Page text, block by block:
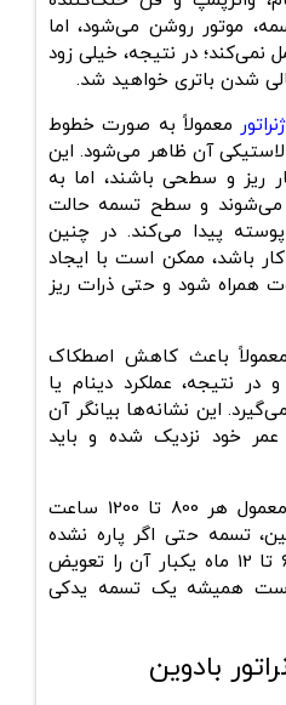
موتور روشن میشود، اما
نمیکند؛ در نتیجه، خیلی زود
شدن باتری خواهید شد.
معمولاً به‌ صورت خطوط
آن ظاهر می‌شود. این
ریز و سطحی باشند، اما به
می‌شوند و سطح تسمه حالت
پیدا می‌کند. در چنین
باشد، ممکن است با ایجاد
همراه شود و حتی ذرات ریز
باعث کاهش اصطکاک
نتیجه، عملکرد دینام یا
این نشانه‌ها بیانگر آن
خود نزدیک شده و باید
تسمه ژنراتور باید به طور معمول هر 800 تا 1200 ساعت
تسمه حتی اگر پاره نشده
باشد، توصیه می‌شود هر 6 تا 12 ماه یکبار آن را تعویض
است همیشه یک تسمه یدکی
بادوین